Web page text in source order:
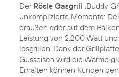
Der Rösle Gasgrill „Buddy
unkomplizierte Momente:
draußen oder auf dem
Leistung von 2.200 Watt
losgrillen. Dank der
Gusseisen wird die Wärme
Erhalten können Kunden